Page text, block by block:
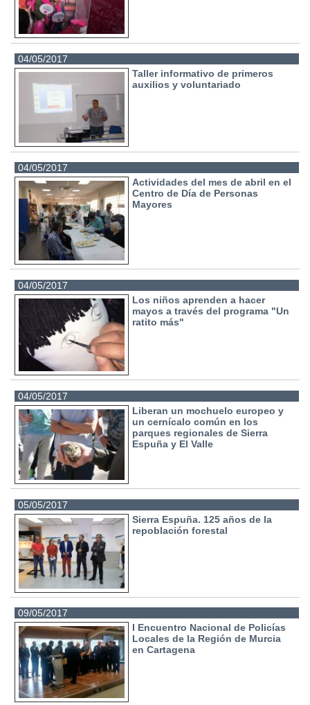
04/05/2017
Taller informativo de primeros
auxilios y voluntariado
04/05/2017
Actividades del mes de abril en el
Centro de Día de Personas
Mayores
04/05/2017
Los niños aprenden a hacer
mayos a través del programa "Un
ratito más"
04/05/2017
Liberan un mochuelo europeo y
un cernícalo común en los
parques regionales de Sierra
Espuña y El Valle
05/05/2017
Sierra Espuña. 125 años de la
repoblación forestal
09/05/2017
I Encuentro Nacional de Policías
Locales de la Región de Murcia
en Cartagena